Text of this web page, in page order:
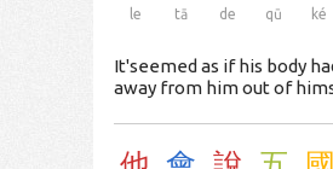
le tā de qū ké
It'seemed as if his body
away from him out of